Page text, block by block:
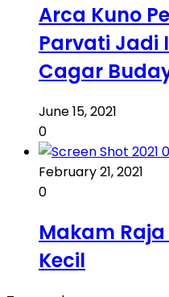
Arca Kuno
Parvati Jadi
Cagar
June 15, 2021
0
February 21, 2021
0
Makam Raja
Kecil